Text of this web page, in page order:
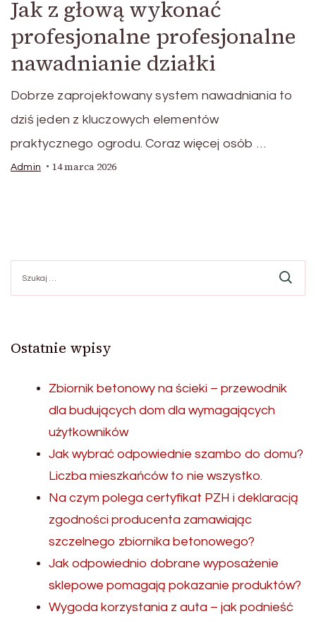
Jak z głową wykonać
profesjonalne profesjonalne
nawadnianie działki
Dobrze zaprojektowany system nawadniania to
dziś jeden z kluczowych elementów
praktycznego ogrodu. Coraz więcej osób …
Admin 14 marca 2026
Ostatnie wpisy
Zbiornik betonowy na ścieki – przewodnik
dla budujących dom dla wymagających
użytkowników
Jak wybrać odpowiednie szambo do domu?
Liczba mieszkańców to nie wszystko.
Na czym polega certyfikat PZH i deklaracją
zgodności producenta zamawiając
szczelnego zbiornika betonowego?
Jak odpowiednio dobrane wyposażenie
sklepowe pomagają pokazanie produktów?
Wygoda korzystania z auta – jak podnieść